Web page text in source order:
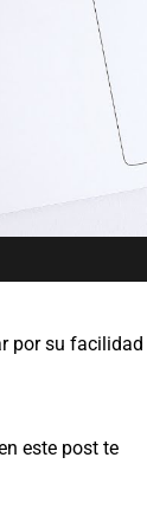
por su facilidad
este post te